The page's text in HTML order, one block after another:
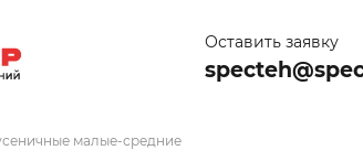
Оставить заявку
малые-средние